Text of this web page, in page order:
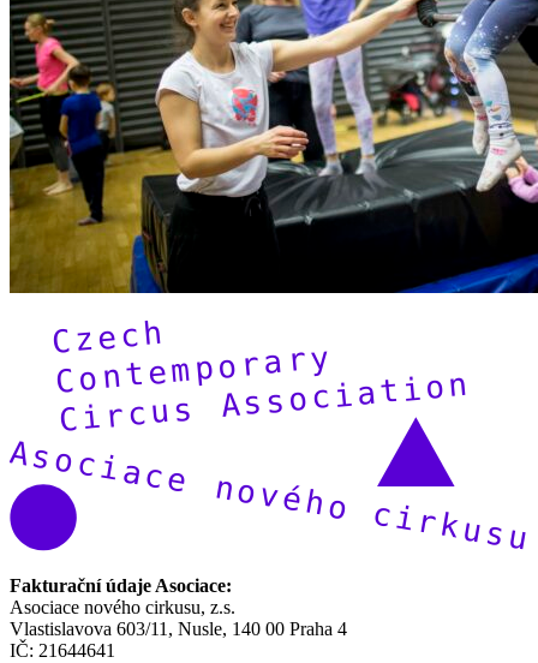
Fakturační údaje Asociace:
Asociace nového cirkusu, z.s.
Vlastislavova 603/11, Nusle, 140 00 Praha 4
IČ: 21644641